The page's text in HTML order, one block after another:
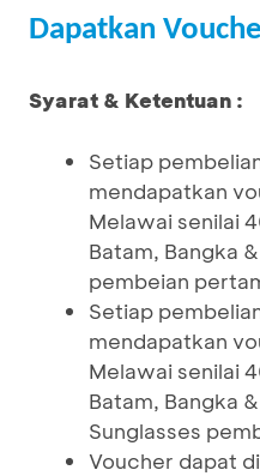
Dapatkan
Syarat & Ketentuan :
Setiap
mendapatkan
Melawai senilai
Batam, Bangka
pembeian
Setiap
mendapatkan
Melawai senilai
Batam, Bangka
Sunglasses
Voucher dapat